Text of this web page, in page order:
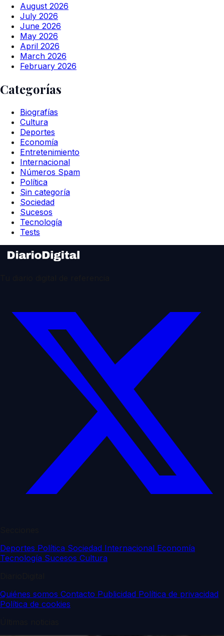
August 2026
July 2026
June 2026
May 2026
April 2026
March 2026
February 2026
Categorías
Biografías
Cultura
Deportes
Economía
Entretenimiento
Internacional
Números Spam
Política
Sin categoría
Sociedad
Sucesos
Tecnología
Tests
Deportes Política Sociedad Internacional Economía
Tecnología Sucesos Cultura
Quiénes somos Contacto Publicidad Política de privacidad
Política de cookies